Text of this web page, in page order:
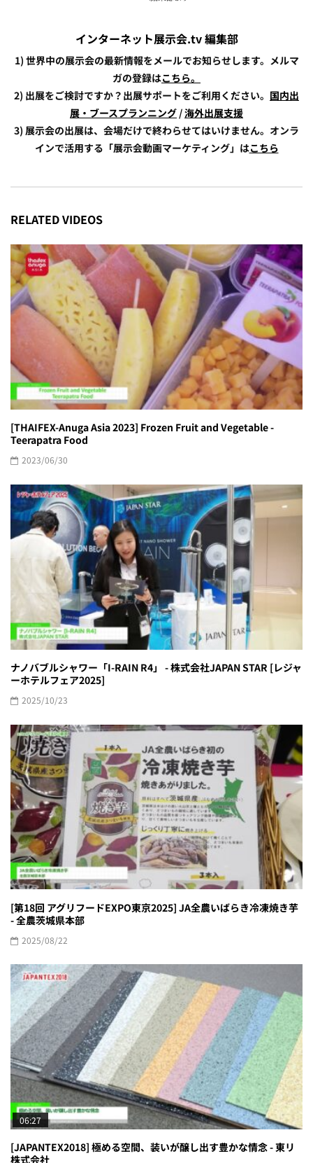
インターネット展示会.tv 編集部
1) 世界中の展示会の最新情報をメールでお知らせします。メルマ
ガの登録はこちら。
2) 出展をご検討ですか？出展サポートをご利用ください。 国内出
展・ブースプランニング /海外出展支援
3) 展示会の出展は、会場だけで終わらせてはいけません。オンラ
インで活用する「展示会動画マーケティング」はこちら
RELATED VIDEOS
[THAIFEX-Anuga Asia 2023] Frozen Fruit and Vegetable -
Teerapatra Food
2023/06/30
ナノバブルシャワー「I-RAIN R4」 - 株式会社JAPAN STAR [レジャ
ーホテルフェア2025]
2025/10/23
[第18回 アグリフードEXPO東京2025] JA全農いばらき冷凍焼き芋
- 全農茨城県本部
2025/08/22
06:27
[JAPANTEX2018] 極める空間、装いが醸し出す豊かな情念 - 東リ
株式会社